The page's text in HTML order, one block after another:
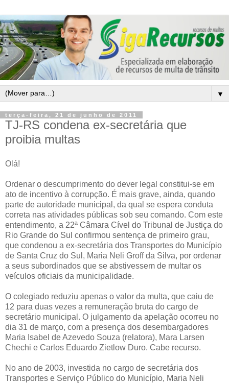
▼
terça-feira, 21 de junho de 2011
TJ-RS condena ex-secretária que
proibia multas
Olá!
Ordenar o descumprimento do dever legal constitui-se em
ato de incentivo à corrupção. É mais grave, ainda, quando
parte de autoridade municipal, da qual se espera conduta
correta nas atividades públicas sob seu comando. Com este
entendimento, a 22ª Câmara Cível do Tribunal de Justiça do
Rio Grande do Sul confirmou sentença de primeiro grau,
que condenou a ex-secretária dos Transportes do Município
de Santa Cruz do Sul, Maria Neli Groff da Silva, por ordenar
a seus subordinados que se abstivessem de multar os
veículos oficiais da municipalidade.
O colegiado reduziu apenas o valor da multa, que caiu de
12 para duas vezes a remuneração bruta do cargo de
secretário municipal. O julgamento da apelação ocorreu no
dia 31 de março, com a presença dos desembargadores
Maria Isabel de Azevedo Souza (relatora), Mara Larsen
Chechi e Carlos Eduardo Zietlow Duro. Cabe recurso.
No ano de 2003, investida no cargo de secretária dos
Transportes e Serviço Público do Município, Maria Neli